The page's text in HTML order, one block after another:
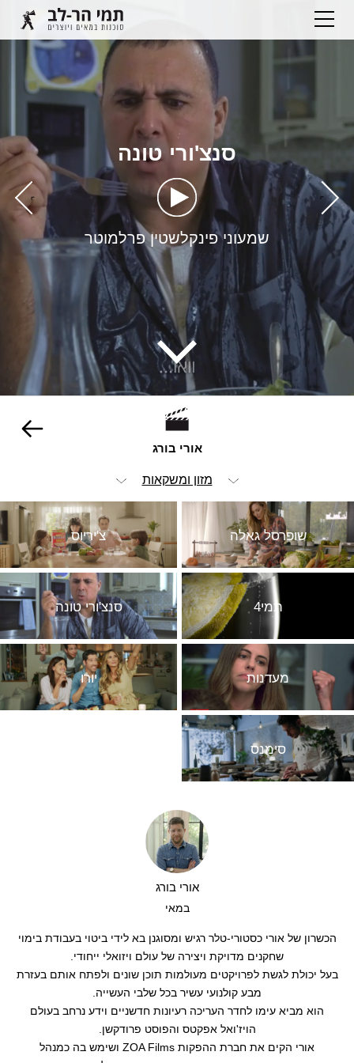
סנצ'ורי טונה
שמעוני פינקלשטין פרלמוטר
‹
›
אורי בורג
מזון ומשקאות
ויז'ואל
אנימציה ופוסט
אופנה וביוטי
הומור
ילדים
סטוריטלינג
שופרסל גאלה צ'יריוס
תמי4 סנצ'ורי טונה
מעדנות יורו
סימנס
אורי בורג
במאי
הכשרון של אורי כסטורי-טלר רגיש ומסוגנן בא לידי ביטוי בעבודת בימוי
שחקנים מדויקת ויצירה של עולם ויזואלי ייחודי.
בעל יכולת לגשת לפרויקטים מעולמות תוכן שונים ולפתח אותם בעזרת
מבע קולנועי עשיר בכל שלבי העשייה.
הוא מביא עימו לחדר העריכה רעיונות חדשניים וידע נרחב בעולם
הויז'ואל אפקטס והפוסט פרודקשן.
אורי הקים את חברת ההפקות ZOA Films ושימש בה כמנהל